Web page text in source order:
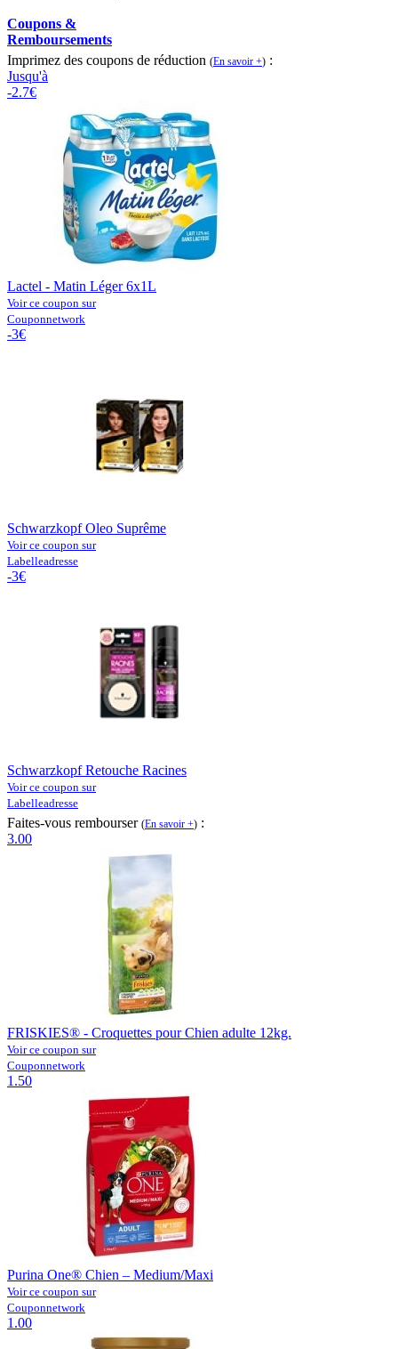
Coupons &
Remboursements
Imprimez des coupons de réduction (En savoir +) :
Jusqu'à
-2.7€
Lactel - Matin Léger 6x1L
Voir ce coupon sur
Couponnetwork
-3€
Schwarzkopf Oleo Suprême
Voir ce coupon sur
Labelleadresse
-3€
Schwarzkopf Retouche Racines
Voir ce coupon sur
Labelleadresse
Faites-vous rembourser (En savoir +) :
3.00
FRISKIES® - Croquettes pour Chien adulte 12kg.
Voir ce coupon sur
Couponnetwork
1.50
Purina One® Chien – Medium/Maxi
Voir ce coupon sur
Couponnetwork
1.00